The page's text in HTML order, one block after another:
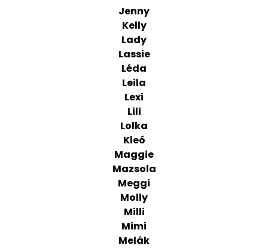
Jenny
Kelly
Lady
Lassie
Léda
Leila
Lexi
Lili
Lolka
Kleó
Maggie
Mazsola
Meggi
Molly
Milli
Mimi
Melák